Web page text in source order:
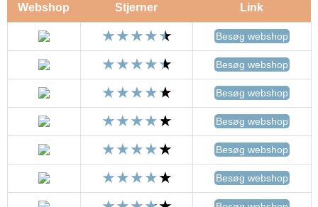
Webshop Stjerner Link
Besøg webshop
Besøg webshop
Besøg webshop
Besøg webshop
Besøg webshop
Besøg webshop